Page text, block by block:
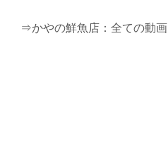
⇒かやの鮮魚店：全ての動画